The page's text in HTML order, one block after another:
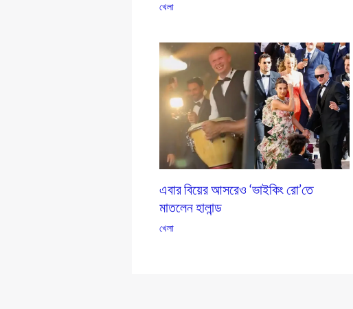
খেলা
এবার বিয়ের আসরেও ‘ভাইকিং রো’তে
মাতলেন হালান্ড
খেলা